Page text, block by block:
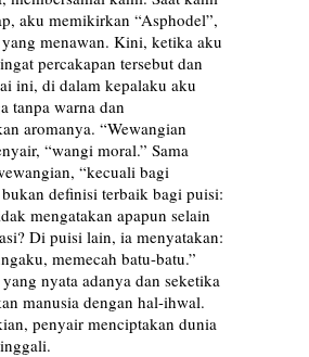
aku memikirkan “Asphodel”,
menawan. Kini, ketika aku
percakapan tersebut dan
ini, di dalam kepalaku aku
tanpa warna dan
aromanya. “Wewangian
“wangi moral.” Sama
“kecuali bagi
definisi terbaik bagi puisi:
mengatakan apapun selain
Di puisi lain, ia menyatakan:
memecah batu-batu.”
nyata adanya dan seketika
manusia dengan hal-ihwal.
penyair menciptakan dunia